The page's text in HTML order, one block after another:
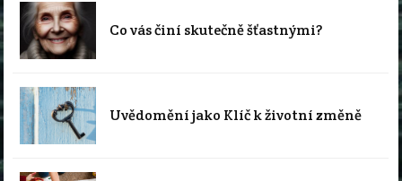
Co vás činí skutečně šťastnými?
Uvědomění jako Klíč k životní změně